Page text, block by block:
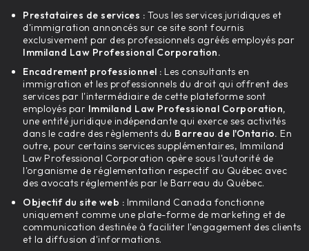
Prestataires de services : Tous les services juridiques et
d'immigration annoncés sur ce site sont fournis
exclusivement par des professionnels agréés employés par
Immiland Law Professional Corporation.
Encadrement professionnel : Les consultants en
immigration et les professionnels du droit qui offrent des
services par l'intermédiaire de cette plateforme sont
employés par Immiland Law Professional Corporation,
une entité juridique indépendante qui exerce ses activités
dans le cadre des règlements du Barreau de l'Ontario. En
outre, pour certains services supplémentaires, Immiland
Law Professional Corporation opère sous l'autorité de
l'organisme de réglementation respectif au Québec avec
des avocats réglementés par le Barreau du Québec.
Objectif du site web : Immiland Canada fonctionne
uniquement comme une plate-forme de marketing et de
communication destinée à faciliter l'engagement des clients
et la diffusion d'informations.